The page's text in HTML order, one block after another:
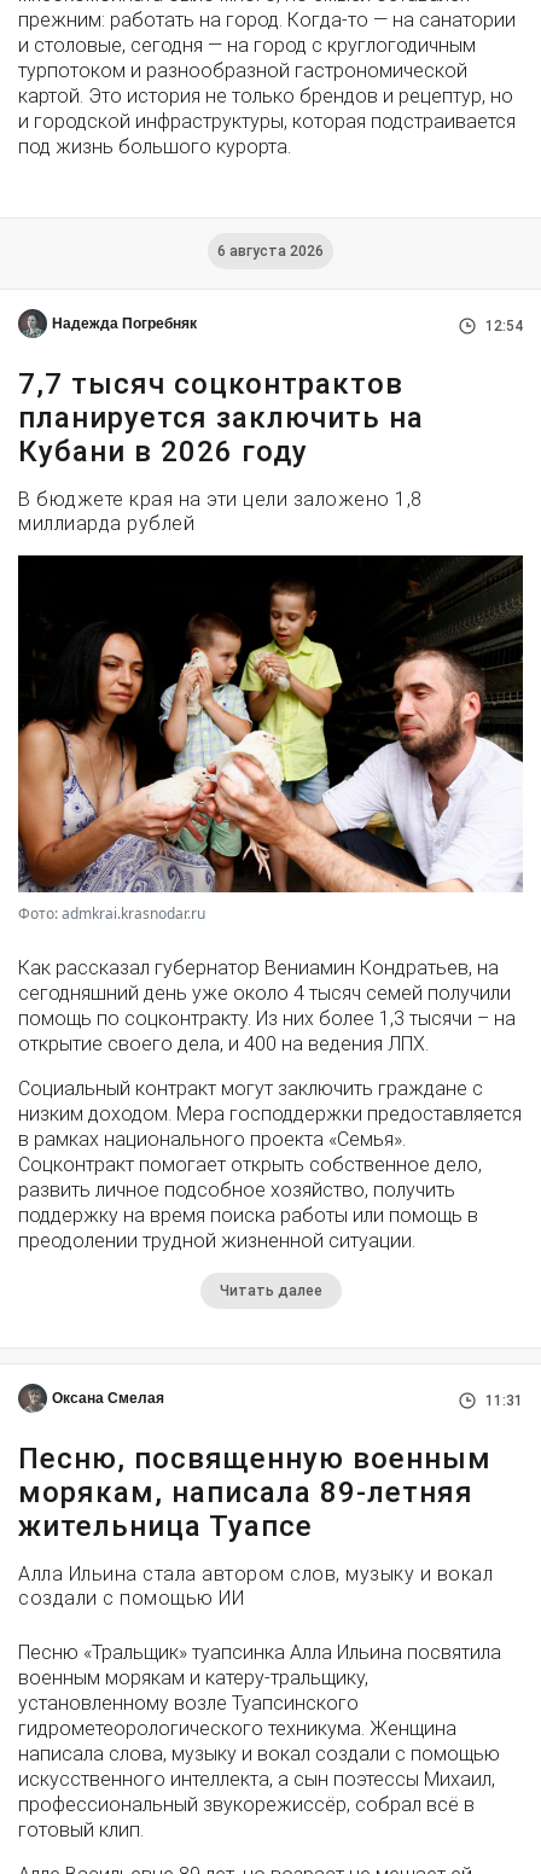
прежним: работать на город. Когда-то — на санатории
и столовые, сегодня — на город с круглогодичным
турпотоком и разнообразной гастрономической
картой. Это история не только брендов и рецептур, но
и городской инфраструктуры, которая подстраивается
под жизнь большого курорта.
6 августа 2026
Надежда Погребняк 12:54
7,7 тысяч соцконтрактов
планируется заключить на
Кубани в 2026 году
В бюджете края на эти цели заложено 1,8
миллиарда рублей
Фото: admkrai.krasnodar.ru
Как рассказал губернатор Вениамин Кондратьев, на
сегодняшний день уже около 4 тысяч семей получили
помощь по соцконтракту. Из них более 1,3 тысячи – на
открытие своего дела, и 400 на ведения ЛПХ.
Социальный контракт могут заключить граждане с
низким доходом. Мера господдержки предоставляется
в рамках национального проекта «Семья».
Соцконтракт помогает открыть собственное дело,
развить личное подсобное хозяйство, получить
поддержку на время поиска работы или помощь в
преодолении трудной жизненной ситуации.
Читать далее
Оксана Смелая 11:31
Песню, посвященную военным
морякам, написала 89-летняя
жительница Туапсе
Алла Ильина стала автором слов, музыку и вокал
создали с помощью ИИ
Песню «Тральщик» туапсинка Алла Ильина посвятила
военным морякам и катеру-тральщику,
установленному возле Туапсинского
гидрометеорологического техникума. Женщина
написала слова, музыку и вокал создали с помощью
искусственного интеллекта, а сын поэтессы Михаил,
профессиональный звукорежиссёр, собрал всё в
готовый клип.